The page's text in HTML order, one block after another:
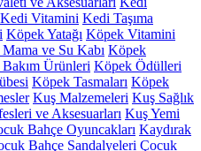
Kedi Vitamini Kedi Taşıma
Köpek Yatağı Köpek Vitamini
ve Su Kabı Köpek
Ürünleri Köpek Ödülleri
Köpek Tasmaları Köpek
Kuş Malzemeleri Kuş Sağlık
ve Aksesuarları Kuş Yemi
Bahçe Oyuncakları Kaydırak
Bahçe Sandalyeleri Çocuk